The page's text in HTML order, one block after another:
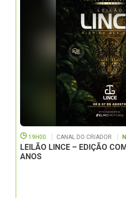
19H00 CANAL DO CRIADOR
LEILÃO LINCE – EDIÇÃO
ANOS